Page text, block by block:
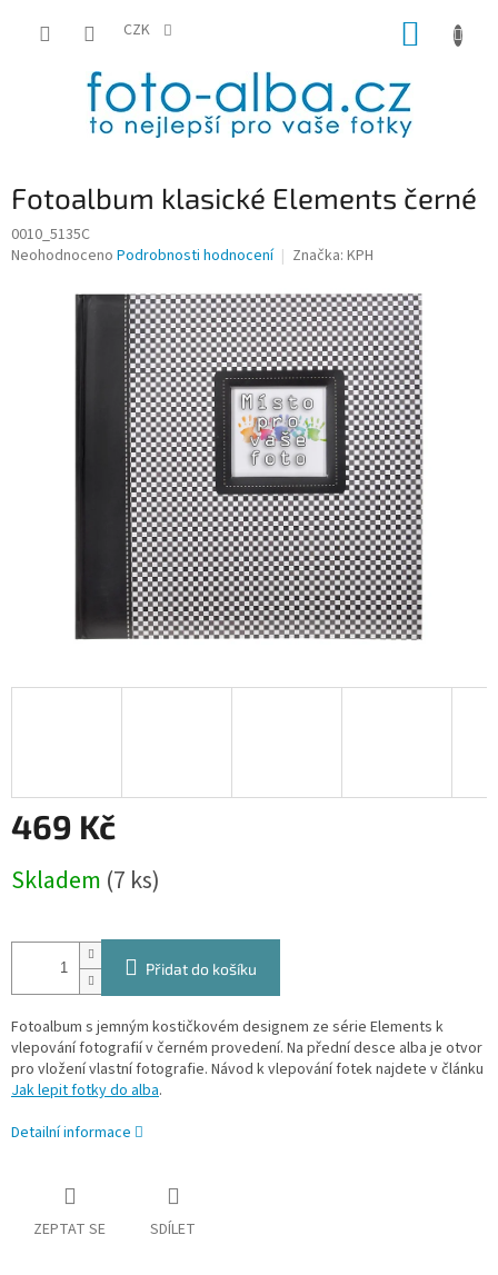
CZK
Fotoalbum klasické Elements černé
0010_5135C
Průměrné
Neohodnoceno Podrobnosti hodnocení Značka: KPH
469 Kč
cena:
Skladem (7 ks)
Přidat do košíku
Fotoalbum s jemným kostičkovém designem ze série Elements k
vlepování fotografií v černém provedení. Na přední desce alba je otvor
pro vložení vlastní fotografie. Návod k vlepování fotek najdete v článku
Jak lepit fotky do alba.
Detailní informace
ZEPTAT SE SDÍLET